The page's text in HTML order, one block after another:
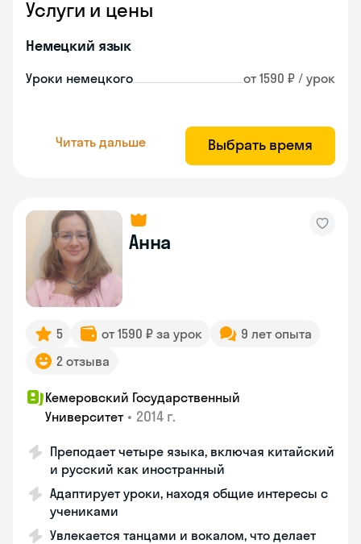
Услуги и цены
Немецкий язык
Уроки немецкого от 1590 ₽ / урок
Читать дальше Выбрать время
Анна
5 от 1590 ₽ за урок
9 лет опыта
2 отзыва
Кемеровский Государственный
Университет • 2014 г.
Преподает четыре языка, включая китайский
и русский как иностранный
Адаптирует уроки, находя общие интересы с
учениками
Увлекается танцами и вокалом, что делает